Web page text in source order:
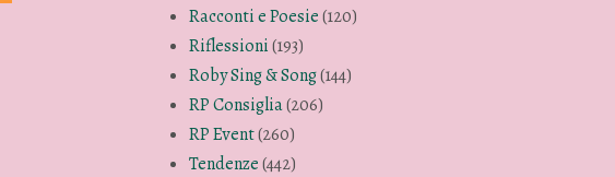
Racconti e Poesie(120)
Riflessioni(193)
Roby Sing & Song(144)
RP Consiglia(206)
RP Event(260)
Tendenze(442)